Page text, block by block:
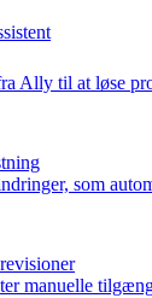
Ally til at løse
som
manuelle